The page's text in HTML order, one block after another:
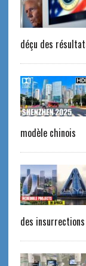
déçu des
modèle chinois
des